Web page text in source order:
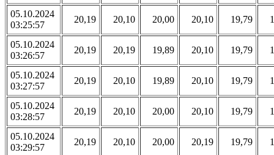
05.10.2024
03:25:57
20,19 20,10 20,00 20,10 19,79
05.10.2024
03:26:57
20,19 20,19 19,89 20,10 19,79
05.10.2024
03:27:57
20,19 20,10 19,89 20,10 19,79
05.10.2024
03:28:57
20,19 20,10 20,00 20,10 19,79
05.10.2024
03:29:57
20,19 20,10 20,00 20,19 19,79